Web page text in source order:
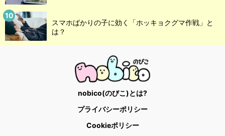
スマホばかりの子に効く「ホッキョクグマ作戦」と
は？
nobico(のびこ)とは?
プライバシーポリシー
Cookieポリシー